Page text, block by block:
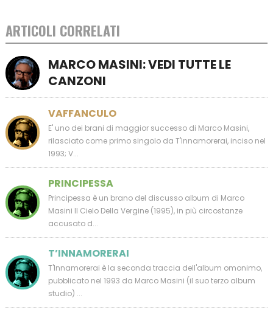
ARTICOLI CORRELATI
MARCO MASINI: VEDI TUTTE LE
CANZONI
VAFFANCULO
E' uno dei brani di maggior successo di Marco Masini,
rilasciato come primo singolo da T'Innamorerai, inciso nel
1993; V...
PRINCIPESSA
Principessa è un brano del discusso album di Marco
Masini Il Cielo Della Vergine (1995), in più circostanze
accusato d...
T’INNAMORERAI
T'Innamorerai è la seconda traccia dell'album omonimo,
pubblicato nel 1993 da Marco Masini (il suo terzo album
studio) ...